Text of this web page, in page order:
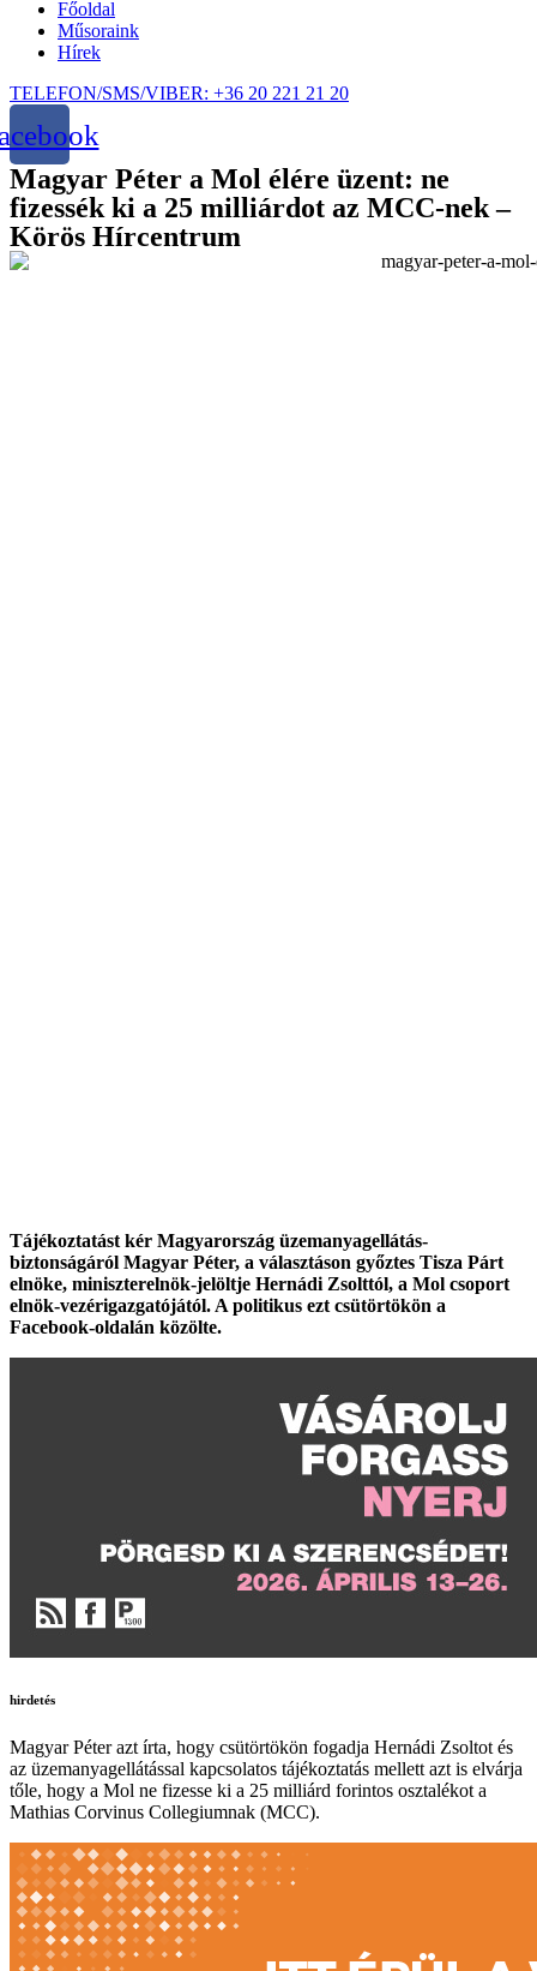
Főoldal
Műsoraink
Hírek
TELEFON/SMS/VIBER: +36 20 221 21 20
Magyar Péter a Mol élére üzent: ne
fizessék ki a 25 milliárdot az MCC-nek –
Körös Hírcentrum
Tájékoztatást kér Magyarország üzemanyagellátás-
biztonságáról Magyar Péter, a választáson győztes Tisza Párt
elnöke, miniszterelnök-jelöltje Hernádi Zsolttól, a Mol csoport
elnök-vezérigazgatójától. A politikus ezt csütörtökön a
Facebook-oldalán közölte.
hirdetés
Magyar Péter azt írta, hogy csütörtökön fogadja Hernádi Zsoltot és
az üzemanyagellátással kapcsolatos tájékoztatás mellett azt is elvárja
tőle, hogy a Mol ne fizesse ki a 25 milliárd forintos osztalékot a
Mathias Corvinus Collegiumnak (MCC).